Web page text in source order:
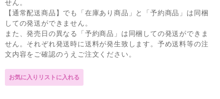
せん。
【通常配送商品】でも「在庫あり商品」と「予約商品」は同梱
しての発送ができません。
また、発売日の異なる「予約商品」は同梱しての発送ができま
せん。それぞれ発送時に送料が発生致します。予め送料等の注
文内容をご確認のうえご注文ください。